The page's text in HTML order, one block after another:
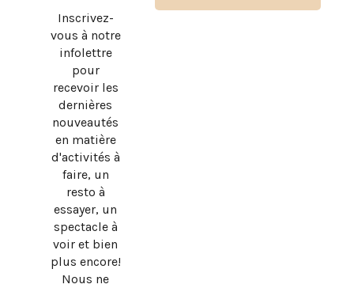
Inscrivez-
vous à notre
infolettre
pour
recevoir les
dernières
nouveautés
en matière
d'activités à
faire, un
resto à
essayer, un
spectacle à
voir et bien
plus encore!
Nous ne